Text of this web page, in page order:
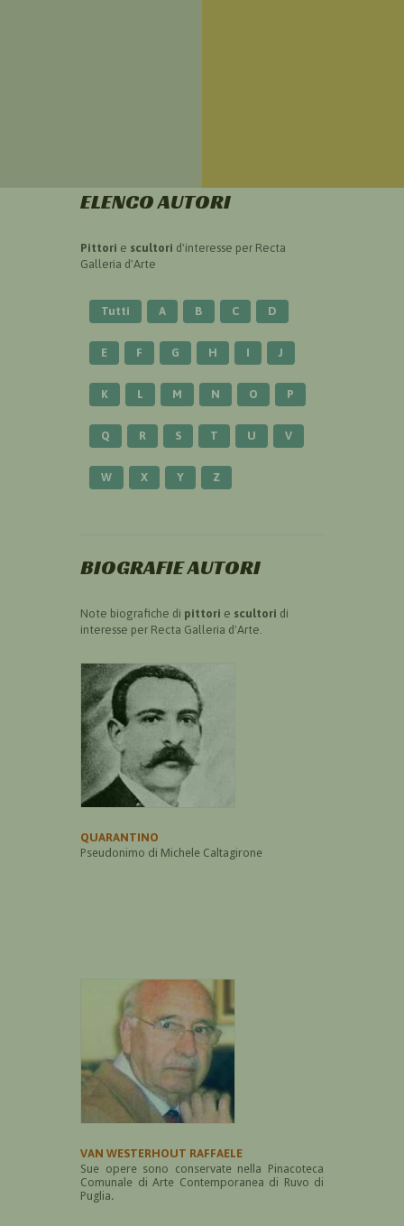
ELENCO AUTORI
Pittori e scultori d'interesse per Recta
Galleria d'Arte
Tutti A B C D
E F G H I J
K L M N O P
Q R S T U V
W X Y Z
BIOGRAFIE AUTORI
Note biografiche di pittori e scultori di
interesse per Recta Galleria d'Arte.
QUARANTINO
Pseudonimo di Michele Caltagirone
VAN WESTERHOUT RAFFAELE
Sue opere sono conservate nella Pinacoteca
Comunale di Arte Contemporanea di Ruvo di
Puglia.